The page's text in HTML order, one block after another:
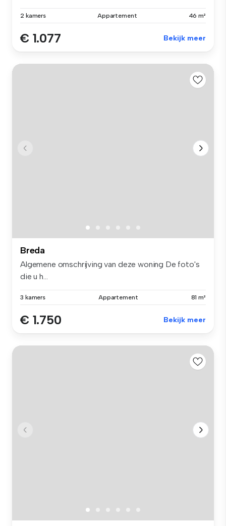
2 kamers Appartement 46 m²
€ 1.077 Bekijk meer
Breda
Algemene omschrijving van deze woning De foto's
die u h...
3 kamers Appartement 81 m²
€ 1.750 Bekijk meer